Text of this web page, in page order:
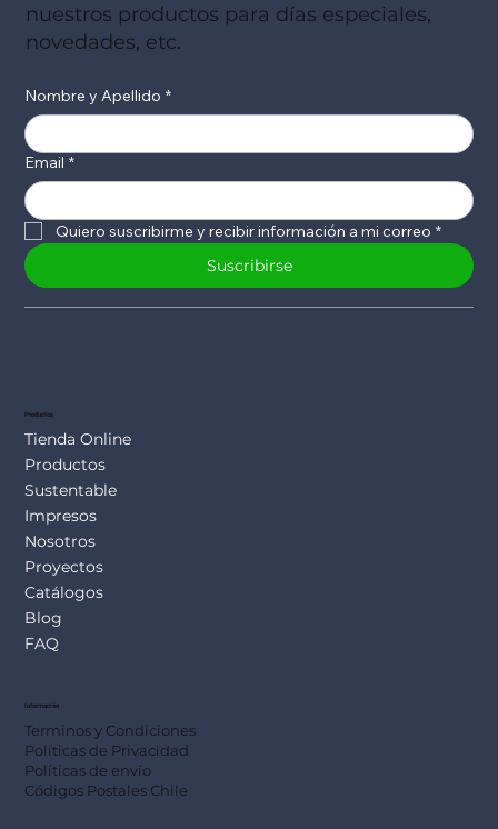
nuestros productos para días especiales,
novedades, etc.
Nombre y Apellido *
Email *
Quiero suscribirme y recibir información a mi correo *
Suscribirse
Productos
Tienda Online
Productos
Sustentable
Impresos
Nosotros
Proyectos
Catálogos
Blog
FAQ
Información
Terminos y Condiciones
Políticas de Privacidad
Políticas de envío
Códigos Postales Chile